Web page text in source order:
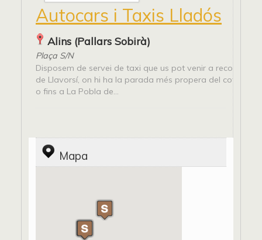
Autocars i Taxis Lladós
Alins (Pallars Sobirà)
Plaça S/N
Disposem de servei de taxi que us pot venir a recollir, o
de Llavorsí, on hi ha la parada més propera del cotxe de
o fins a La Pobla de...
Mapa